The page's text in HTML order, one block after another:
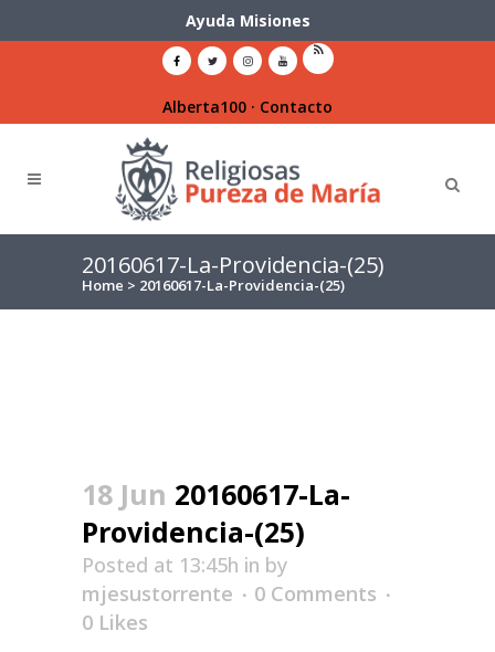
Ayuda Misiones
Alberta100 · Contacto
20160617-La-Providencia-(25)
Home > 20160617-La-Providencia-(25)
18 Jun 20160617-La-
Providencia-(25)
Posted at 13:45h in by
mjesustorrente
0 Comments
0 Likes